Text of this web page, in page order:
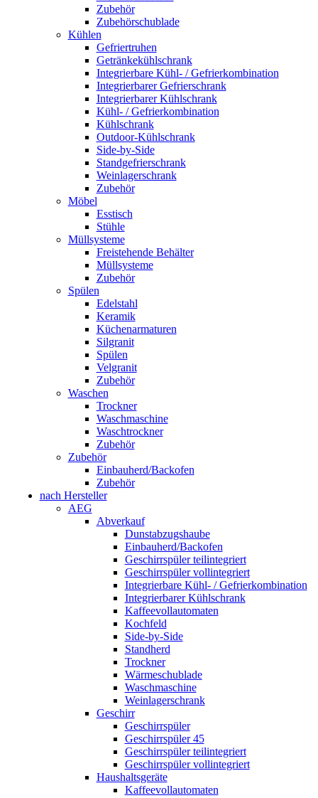
Zubehör
Zubehörschublade
Kühlen
Gefriertruhen
Getränkekühlschrank
Integrierbare Kühl- / Gefrierkombination
Integrierbarer Gefrierschrank
Integrierbarer Kühlschrank
Kühl- / Gefrierkombination
Kühlschrank
Outdoor-Kühlschrank
Side-by-Side
Standgefrierschrank
Weinlagerschrank
Zubehör
Möbel
Esstisch
Stühle
Müllsysteme
Freistehende Behälter
Müllsysteme
Zubehör
Spülen
Edelstahl
Keramik
Küchenarmaturen
Silgranit
Spülen
Velgranit
Zubehör
Waschen
Trockner
Waschmaschine
Waschtrockner
Zubehör
Zubehör
Einbauherd/Backofen
Zubehör
nach Hersteller
AEG
Abverkauf
Dunstabzugshaube
Einbauherd/Backofen
Geschirrspüler teilintegriert
Geschirrspüler vollintegriert
Integrierbare Kühl- / Gefrierkombination
Integrierbarer Kühlschrank
Kaffeevollautomaten
Kochfeld
Side-by-Side
Standherd
Trockner
Wärmeschublade
Waschmaschine
Weinlagerschrank
Geschirr
Geschirrspüler
Geschirrspüler 45
Geschirrspüler teilintegriert
Geschirrspüler vollintegriert
Haushaltsgeräte
Kaffeevollautomaten